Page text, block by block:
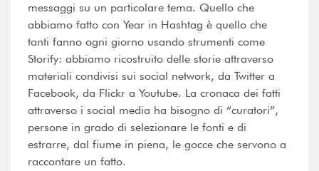
messaggi su un particolare tema. Quello che
abbiamo fatto con Year in Hashtag è quello che
tanti fanno ogni giorno usando strumenti come
Storify: abbiamo ricostruito delle storie attraverso
materiali condivisi sui social network, da Twitter a
Facebook, da Flickr a Youtube. La cronaca dei fatti
attraverso i social media ha bisogno di “curatori”,
persone in grado di selezionare le fonti e di
estrarre, dal fiume in piena, le gocce che servono a
raccontare un fatto.